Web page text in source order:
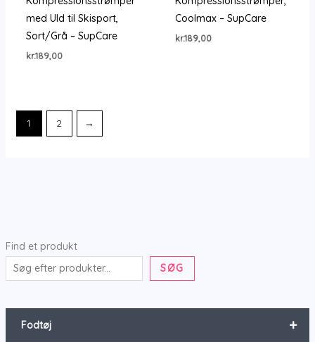
Find et produkt
SØG
+
Fodtøj
med Uld til Skisport,
Sort/Grå – SupCare
kr.189,00
Coolmax – SupCare
kr.189,00
1 2 →